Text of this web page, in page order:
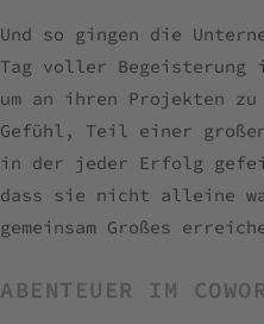
Und so gingen die
Tag voller Begeisterung
um an ihren Projekten
Gefühl, Teil einer
in der jeder Erfolg
dass sie nicht alleine
gemeinsam Großes
ABENTEUER IM